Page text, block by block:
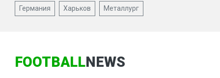
Германия Харьков Металлург
FOOTBALLNEWS